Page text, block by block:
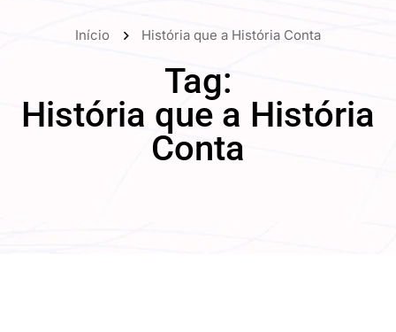
Início História que a História Conta
Tag:
História que a História
Conta